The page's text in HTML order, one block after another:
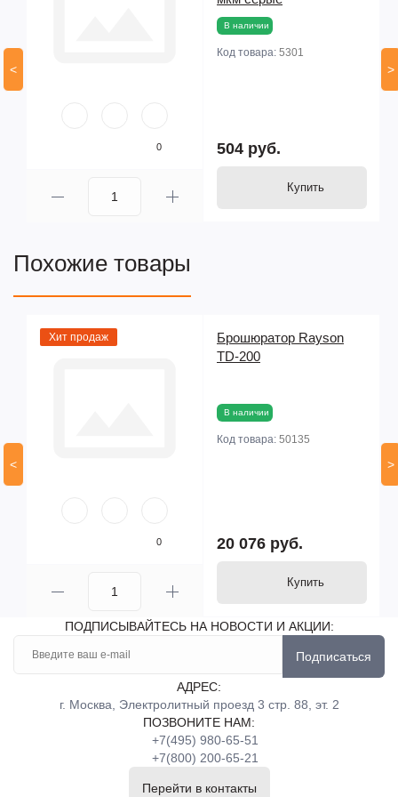
<
0
В наличии
Код товара: 5301
504 руб.
Купить
>
Похожие товары
<
Хит продаж
0
Брошюратор Rayson
TD-200
В наличии
Код товара: 50135
20 076 руб.
Купить
>
ПОДПИСЫВАЙТЕСЬ НА НОВОСТИ И АКЦИИ:
Подписаться
АДРЕС:
г. Москва, Электролитный проезд 3 стр. 88, эт. 2
ПОЗВОНИТЕ НАМ:
+7(495) 980-65-51
+7(800) 200-65-21
Перейти в контакты